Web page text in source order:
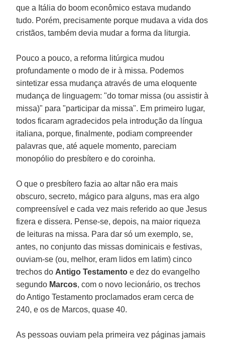
que a Itália do boom econômico estava mudando
tudo. Porém, precisamente porque mudava a vida dos
cristãos, também devia mudar a forma da liturgia.
Pouco a pouco, a reforma litúrgica mudou
profundamente o modo de ir à missa. Podemos
sintetizar essa mudança através de uma eloquente
mudança de linguagem: "do tomar missa (ou assistir à
missa)" para "participar da missa". Em primeiro lugar,
todos ficaram agradecidos pela introdução da língua
italiana, porque, finalmente, podiam compreender
palavras que, até aquele momento, pareciam
monopólio do presbítero e do coroinha.
O que o presbítero fazia ao altar não era mais
obscuro, secreto, mágico para alguns, mas era algo
compreensível e cada vez mais referido ao que Jesus
fizera e dissera. Pense-se, depois, na maior riqueza
de leituras na missa. Para dar só um exemplo, se,
antes, no conjunto das missas dominicais e festivas,
ouviam-se (ou, melhor, eram lidos em latim) cinco
trechos do Antigo Testamentoe dez do evangelho
segundo Marcos, com o novo lecionário, os trechos
do Antigo Testamento proclamados eram cerca de
240, e os de Marcos, quase 40.
As pessoas ouviam pela primeira vez páginas jamais